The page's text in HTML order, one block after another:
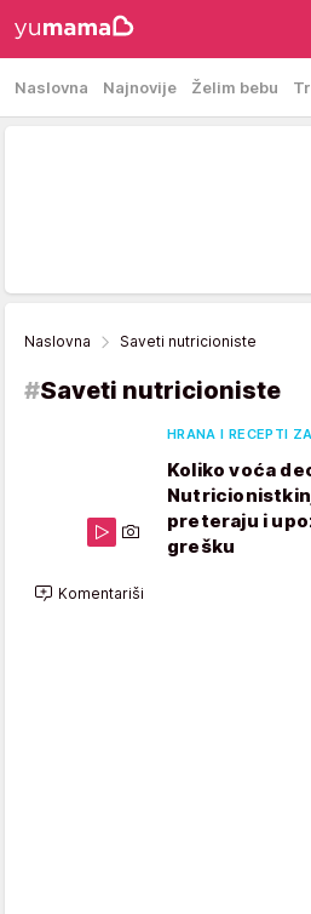
Naslovna Najnovije Želim bebu
Naslovna Saveti nutricioniste
#Saveti nutricioniste
HRANA I RECEPTI
Koliko voća
preteraju i
grešku
Komentariši